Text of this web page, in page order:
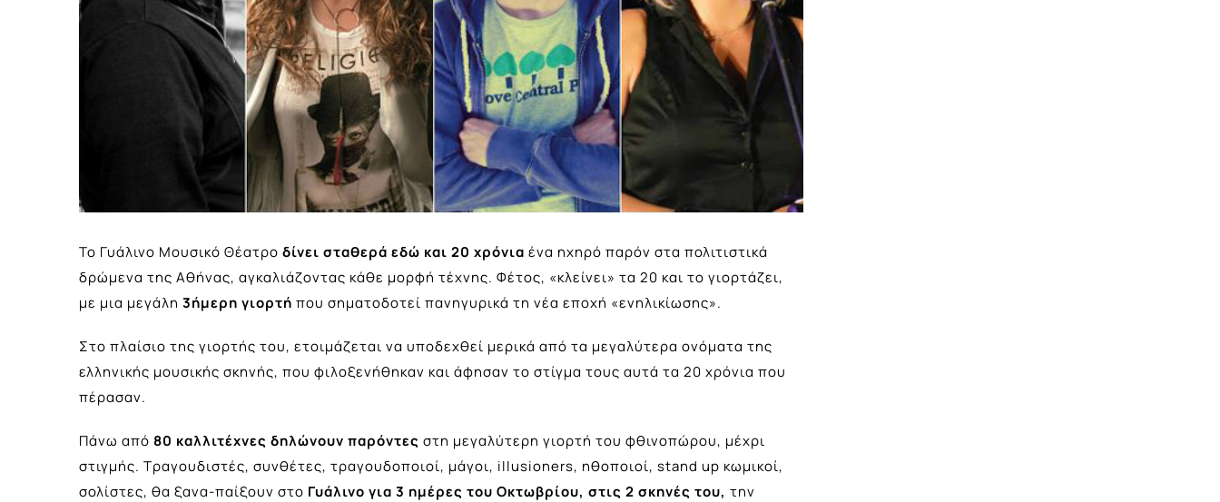
Το Γυάλινο Μουσικό Θέατρο δίνει σταθερά εδώ και 20 χρόνια ένα ηχηρό παρόν στα πολιτιστικά
δρώμενα της Αθήνας, αγκαλιάζοντας κάθε μορφή τέχνης. Φέτος, «κλείνει» τα 20 και το γιορτάζει,
με μια μεγάλη 3ήμερη γιορτή που σηματοδοτεί πανηγυρικά τη νέα εποχή «ενηλικίωσης».
Στο πλαίσιο της γιορτής του, ετοιμάζεται να υποδεχθεί μερικά από τα μεγαλύτερα ονόματα της
ελληνικής μουσικής σκηνής, που φιλοξενήθηκαν και άφησαν το στίγμα τους αυτά τα 20 χρόνια που
πέρασαν.
Πάνω από 80 καλλιτέχνες δηλώνουν παρόντες στη μεγαλύτερη γιορτή του φθινοπώρου, μέχρι
στιγμής. Τραγουδιστές, συνθέτες, τραγουδοποιοί, μάγοι, illusioners, ηθοποιοί, stand up κωμικοί,
σολίστες, θα ξανα-παίξουν στο Γυάλινο για 3 ημέρες του Οκτωβρίου, στις 2 σκηνές του, την